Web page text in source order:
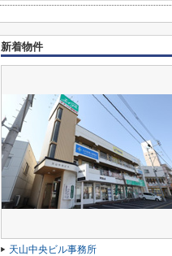
新着物件
天山中央ビル事務所